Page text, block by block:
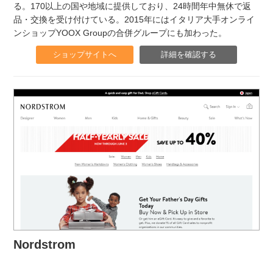
る。170以上の国や地域に提供しており、24時間年中無休で返
品・交換を受け付けている。2015年にはイタリア大手オンライ
ンショップYOOX Groupの合併グループにも加わった。
ショップサイトへ 詳細を確認する
Nordstrom